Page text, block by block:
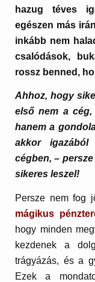
hazug téves
egészen más
inkább nem
csalódások,
rossz benned,
Ahhoz, hogy
első nem a cég,
hanem a
akkor igazából
cégben, –
sikeres leszel!
Persze nem fog
mágikus
hogy minden
kezdenek a
trágyázás, és a
Ezek a